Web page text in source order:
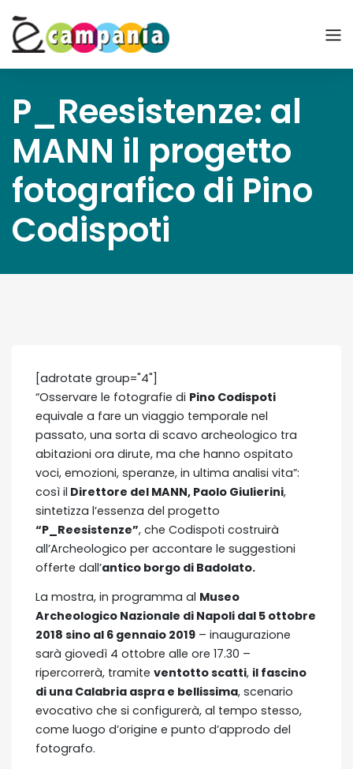
P_Reesistenze: al
MANN il progetto
fotografico di Pino
Codispoti
[adrotate group="4"]
“Osservare le fotografie di Pino Codispoti
equivale a fare un viaggio temporale nel
passato, una sorta di scavo archeologico tra
abitazioni ora dirute, ma che hanno ospitato
voci, emozioni, speranze, in ultima analisi vita”:
così il Direttore del MANN, Paolo Giulierini,
sintetizza l’essenza del progetto
“P_Reesistenze”, che Codispoti costruirà
all’Archeologico per accontare le suggestioni
offerte dall’antico borgo di Badolato.
La mostra, in programma al Museo
Archeologico Nazionale di Napoli dal 5 ottobre
2018 sino al 6 gennaio 2019 – inaugurazione
sarà giovedì 4 ottobre alle ore 17.30 –
ripercorrerà, tramite ventotto scatti, il fascino
di una Calabria aspra e bellissima, scenario
evocativo che si configurerà, al tempo stesso,
come luogo d’origine e punto d’approdo del
fotografo.